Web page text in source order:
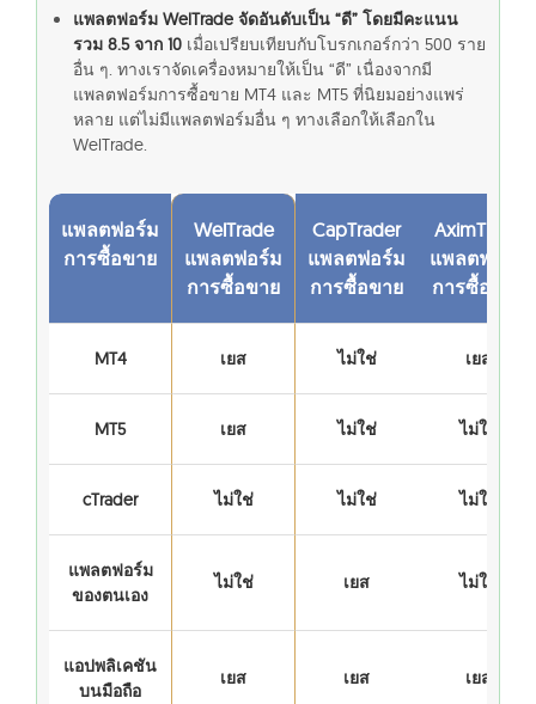
แพลตฟอร์ม WelTrade จัดอันดับเป็น “ดี” โดยมีคะแนน
รวม 8.5 จาก 10 เมื่อเปรียบเทียบกับโบรกเกอร์กว่า 500 ราย
อื่น ๆ. ทางเราจัดเครื่องหมายให้เป็น “ดี” เนื่องจากมี
แพลตฟอร์มการซื้อขาย MT4 และ MT5 ที่นิยมอย่างแพร่
หลาย แต่ไม่มีแพลตฟอร์มอื่น ๆ ทางเลือกให้เลือกใน
WelTrade.
แพลตฟอร์ม
การซื้อขาย
WelTrade
แพลตฟอร์ม
การซื้อขาย
CapTrader
แพลตฟอร์ม
การซื้อขาย
AximTrade
แพลตฟอร์ม
การซื้อขาย
MT4 เยส ไม่ใช่ เยส
MT5 เยส ไม่ใช่ ไม่ใช่
cTrader ไม่ใช่ ไม่ใช่ ไม่ใช่
แพลตฟอร์ม
ของตนเอง
ไม่ใช่ เยส ไม่ใช่
แอปพลิเคชัน
บนมือถือ
เยส เยส เยส